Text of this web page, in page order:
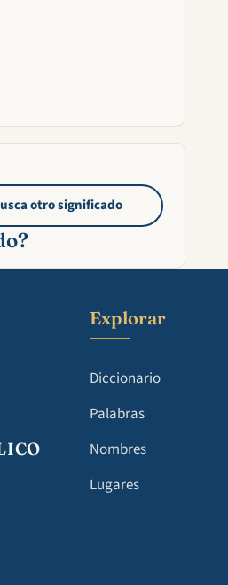
otro significado
Explorar
Diccionario
Palabras
Nombres
Lugares